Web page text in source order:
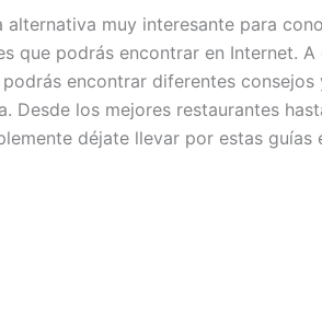
alternativa muy interesante para
que podrás encontrar en Internet.
podrás encontrar diferentes
Desde los mejores restaurantes
déjate llevar por estas